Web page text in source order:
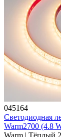
045164
Светодиодная
Warm2700 (4.8
Warm | Тёплый